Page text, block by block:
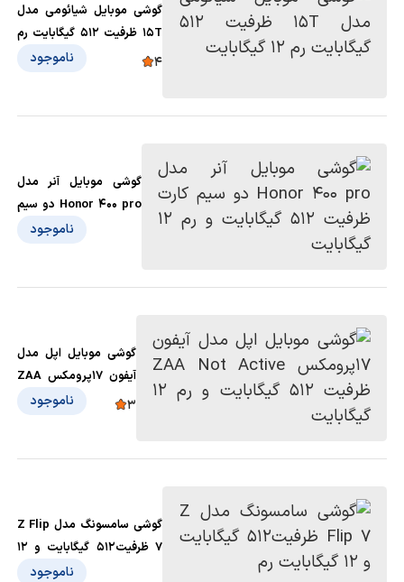
گوشی موبایل شیائومی مدل
15T ظرفیت 512 گیگابایت رم
12 گیگابا‌یت
4 ناموجود
گوشی موبایل آنر مدل
Honor 400 pro دو سیم
کارت ظرفیت 512ناموجود
گوشی موبایل اپل مدل
آیفون 17پرومکس ZAA
Not Active ظرفیت 512
3 ناموجود
گوشی سامسونگ مدل Z Flip
7 ظرفیت512 گیگابایت و 12
ناموجود